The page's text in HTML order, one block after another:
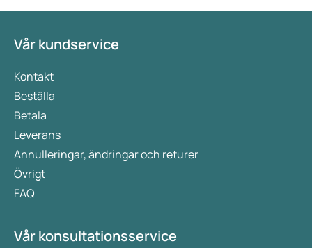
Vår kundservice
Kontakt
Beställa
Betala
Leverans
Annulleringar, ändringar och returer
Övrigt
FAQ
Vår konsultationsservice